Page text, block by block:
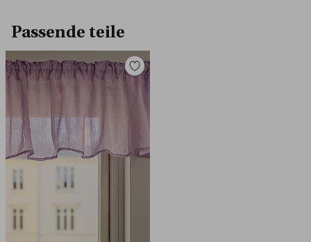
Passende teile
Zu
Favoriten
hinzufügen